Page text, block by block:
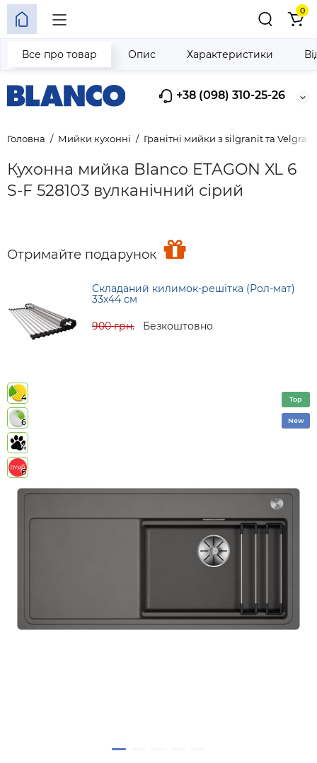
+38 (098) 310-25-26
0
Головна Мийки кухонні Гранітні мийки з silgranit та
Кухонна мийка Blanco ETAGON XL 6
S-F 528103 вулканічний сірий
Отримайте подарунок
Складаний килимок-решітка (Рол-мат)
33х44 см
900 грн. Безкоштовно
Все про товар Опис Характеристики
4
6
4
6
Top
New